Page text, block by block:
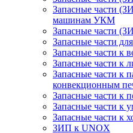
Запасные части
машинам УКМ
Запасные части
Запасные части
Запасные части к
Запасные части к
Запасные части к
конвекционным
Запасные части к
Запасные части к
Запасные части к
ЗИП к UNOX